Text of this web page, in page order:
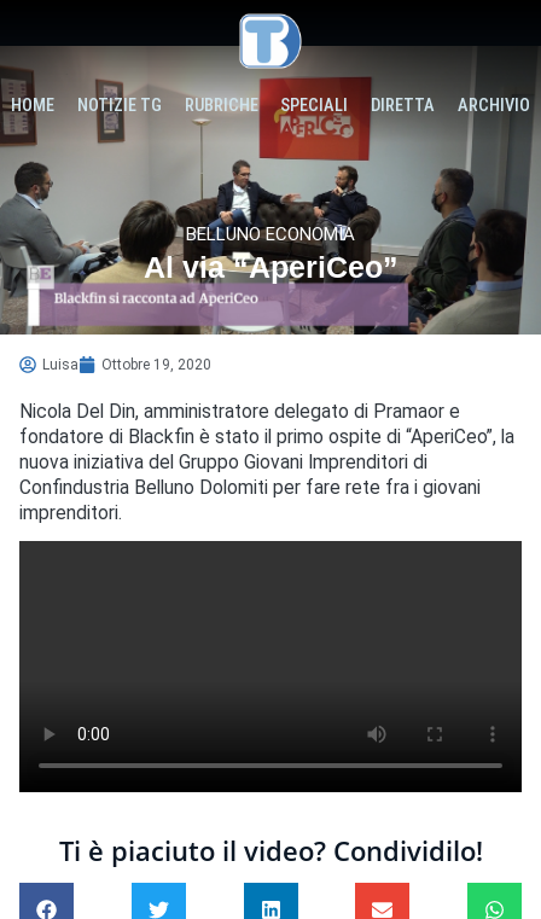
HOME NOTIZIE TG RUBRICHE SPECIALI DIRETTA ARCHIVIO
BELLUNO ECONOMIA
Al via “AperiCeo”
Luisa Ottobre 19, 2020
Nicola Del Din, amministratore delegato di Pramaor e
fondatore di Blackfin è stato il primo ospite di “AperiCeo”, la
nuova iniziativa del Gruppo Giovani Imprenditori di
Confindustria Belluno Dolomiti per fare rete fra i giovani
imprenditori.
Ti è piaciuto il video? Condividilo!